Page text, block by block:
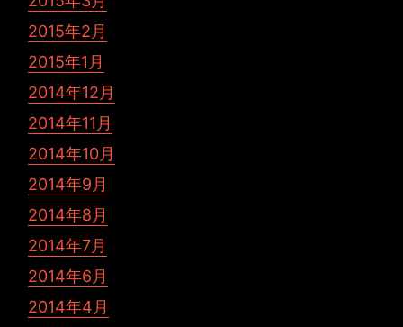
2015年2月
2015年1月
2014年12月
2014年11月
2014年10月
2014年9月
2014年8月
2014年7月
2014年6月
2014年4月